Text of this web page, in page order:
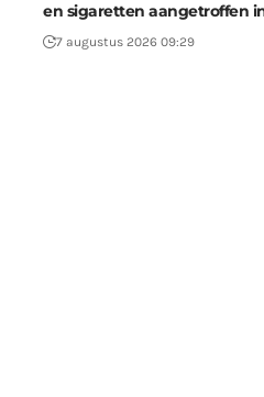
en sigaretten aangetroffen
7 augustus 2026 09:29